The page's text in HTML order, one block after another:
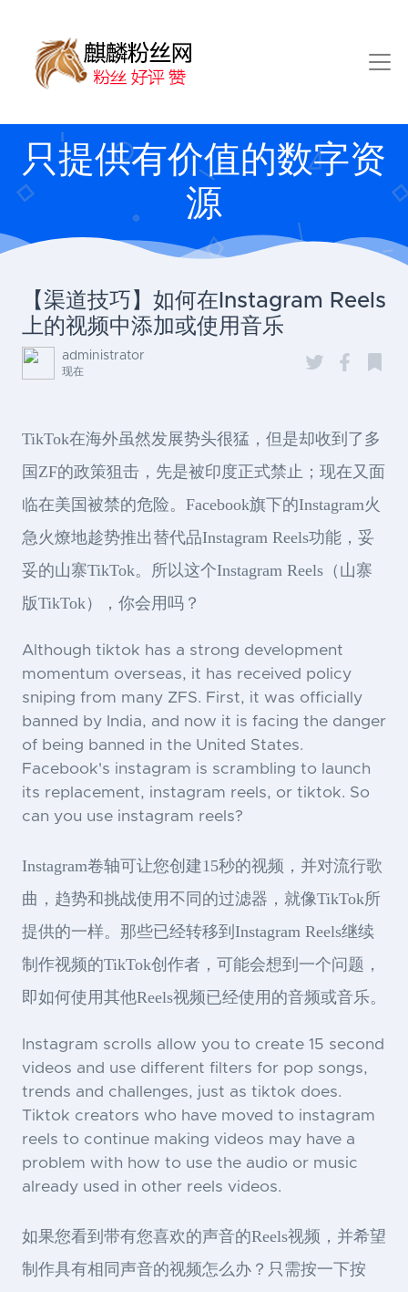
只提供有价值的数字资
源
【渠道技巧】如何在Instagram Reels
上的视频中添加或使用音乐
administrator
现在
TikTok在海外虽然发展势头很猛，但是却收到了多
国ZF的政策狙击，先是被印度正式禁止；现在又面
临在美国被禁的危险。Facebook旗下的Instagram火
急火燎地趁势推出替代品Instagram Reels功能，妥
妥的山寨TikTok。所以这个Instagram Reels（山寨
版TikTok），你会用吗？
Although tiktok has a strong development
momentum overseas, it has received policy
sniping from many ZFS. First, it was officially
banned by India, and now it is facing the danger
of being banned in the United States.
Facebook's instagram is scrambling to launch
its replacement, instagram reels, or tiktok. So
can you use instagram reels?
Instagram卷轴可让您创建15秒的视频，并对流行歌
曲，趋势和挑战使用不同的过滤器，就像TikTok所
提供的一样。那些已经转移到Instagram Reels继续
制作视频的TikTok创作者，可能会想到一个问题，
即如何使用其他Reels视频已经使用的音频或音乐。
Instagram scrolls allow you to create 15 second
videos and use different filters for pop songs,
trends and challenges, just as tiktok does.
Tiktok creators who have moved to instagram
reels to continue making videos may have a
problem with how to use the audio or music
already used in other reels videos.
如果您看到带有您喜欢的声音的Reels视频，并希望
制作具有相同声音的视频怎么办？只需按一下按